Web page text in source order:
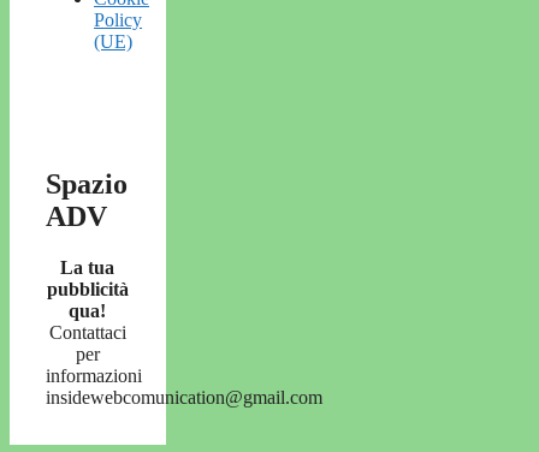
Policy
(UE)
Spazio
ADV
La tua
pubblicità
qua!
Contattaci
per
informazioni
insidewebcomunication@gmail.com